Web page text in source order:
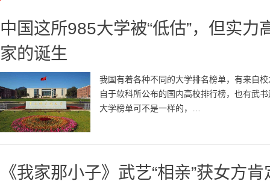
中国这所985大学被“低估”，但实力
家的诞生
我国有着各种不同的大学排名榜单，有来自
自于软科所公布的国内高校排行榜，也有武
大学榜单可不是一样的，…
《我家那小子》武艺“相亲”获女方